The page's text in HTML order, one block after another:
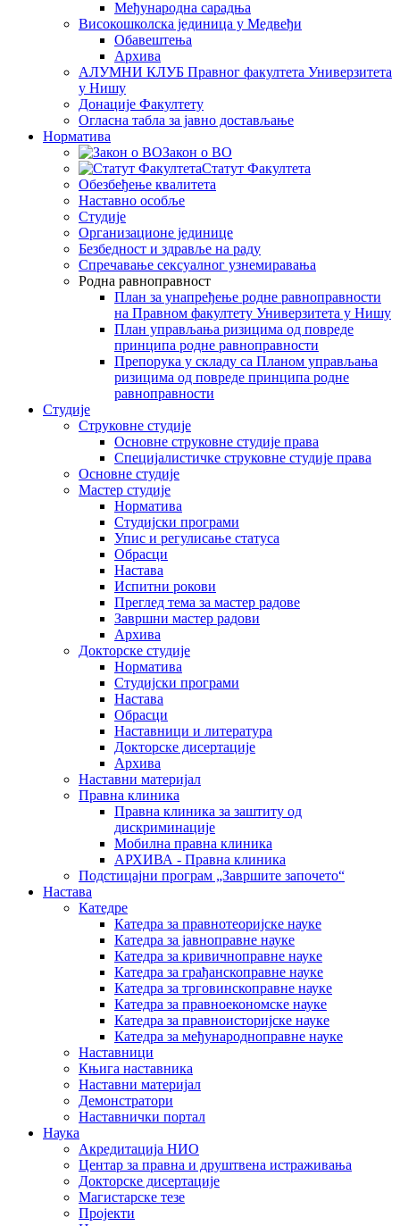
Међународна сарадња
Високошколска јединица у Медвеђи
Обавештења
Архива
АЛУМНИ КЛУБ Правног факултета Универзитета
у Нишу
Донације Факултету
Огласна табла за јавно достављање
Норматива
Закон о ВО
Статут Факултета
Обезбеђење квалитета
Наставно особље
Студије
Организационе јединице
Безбедност и здравље на раду
Спречавање сексуалног узнемиравања
Родна равноправност
План за унапређење родне равноправности
на Правном факултету Универзитета у Нишу
План управљања ризицима од повреде
принципа родне равноправности
Препорука у складу са Планом управљања
ризицима од повреде принципа родне
равноправности
Студије
Струковне студије
Основне струковне студије права
Специјалистичке струковне студије права
Основне студије
Мастер студије
Норматива
Студијски програми
Упис и регулисање статуса
Обрасци
Настава
Испитни рокови
Преглед тема за мастер радове
Завршни мастер радови
Архива
Докторске студије
Норматива
Студијски програми
Настава
Обрасци
Наставници и литература
Докторске дисертације
Архива
Наставни материјал
Правна клиника
Правна клиника за заштиту од
дискриминације
Мобилна правна клиника
АРХИВА - Правна клиника
Подстицајни програм „Завршите започето“
Настава
Катедре
Катедра за правнотеоријске науке
Катедра за јавноправне науке
Катедра за кривичноправне науке
Катедра за грађанскоправне науке
Катедра за трговинскоправне науке
Катедра за правноекономске науке
Катедра за правноисторијске науке
Катедра за међународноправне науке
Наставници
Књига наставника
Наставни материјал
Демонстратори
Наставнички портал
Наука
Акредитација НИО
Центар за правна и друштвена истраживања
Докторске дисертације
Магистарске тезе
Пројекти